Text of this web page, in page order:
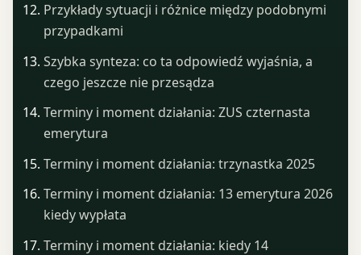
Przykłady sytuacji i różnice między podobnymi
przypadkami
Szybka synteza: co ta odpowiedź wyjaśnia, a
czego jeszcze nie przesądza
Terminy i moment działania: ZUS czternasta
emerytura
Terminy i moment działania: trzynastka 2025
Terminy i moment działania: 13 emerytura 2026
kiedy wypłata
Terminy i moment działania: kiedy 14